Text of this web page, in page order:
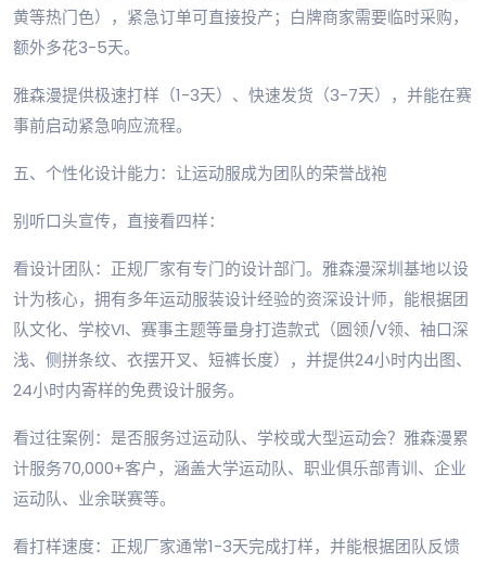
黄等热门色），紧急订单可直接投产；白牌商家需要临时采购，
额外多花3-5天。
雅森漫提供极速打样（1-3天）、快速发货（3-7天），并能在赛
事前启动紧急响应流程。
五、个性化设计能力：让运动服成为团队的荣誉战袍
别听口头宣传，直接看四样：
看设计团队：正规厂家有专门的设计部门。雅森漫深圳基地以设
计为核心，拥有多年运动服装设计经验的资深设计师，能根据团
队文化、学校VI、赛事主题等量身打造款式（圆领/V领、袖口深
浅、侧拼条纹、衣摆开叉、短裤长度），并提供24小时内出图、
24小时内寄样的免费设计服务。
看过往案例：是否服务过运动队、学校或大型运动会？雅森漫累
计服务70,000+客户，涵盖大学运动队、职业俱乐部青训、企业
运动队、业余联赛等。
看打样速度：正规厂家通常1-3天完成打样，并能根据团队反馈